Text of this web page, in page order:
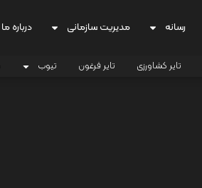
رسانه مدیریت سازمانی درباره ما
تایر کشاورزی تایر فرغون تیوب